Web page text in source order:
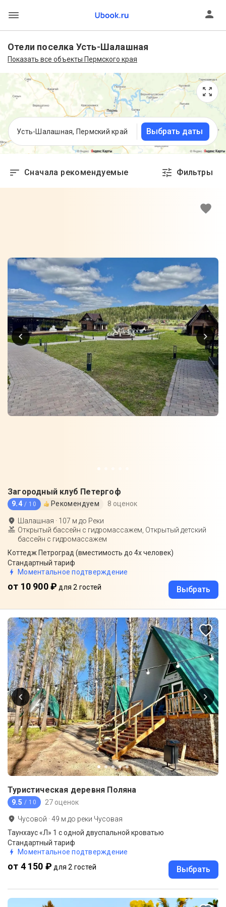
Отели поселка Усть-Шалашная
Показать все объекты Пермского края
Усть-Шалашная, Пермский край Выбрать даты
Сначала рекомендуемые Фильтры
Загородный клуб Петергоф
9.4 / 10 Рекомендуем 8 оценок
Шалашная · 107 м до Реки
Открытый бассейн с гидромассажем, Открытый детский
бассейн с гидромассажем
Коттедж Петроград (вместимость до 4х человек)
Стандартный тариф
Моментальное подтверждение
от 10 900 ₽ для 2 гостей Выбрать
Туристическая деревня Поляна
9.5 / 10 27 оценок
Чусовой ·49 м до реки Чусовая
Таунхаус «Л» 1 с одной двуспальной кроватью
Стандартный тариф
Моментальное подтверждение
от 4 150 ₽ для 2 гостей Выбрать